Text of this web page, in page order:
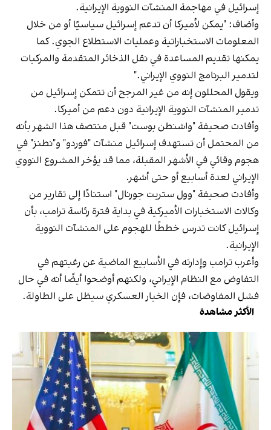
إسرائيل في مهاجمة المنشآت النووية الإيرانية.
وأضاف: "يمكن لأميركا أن تدعم إسرائيل سياسيًا أو من خلال
المعلومات الاستخباراتية وعمليات الاستطلاع الجوي. كما
يمكنها تقديم المساعدة في نقل الذخائر المتقدمة والمركبات
لتدمير البرنامج النووي الإيراني."
ويقول المحللون إنه من غير المرجح أن تتمكن إسرائيل من
تدمير المنشآت النووية الإيرانية دون دعم من أميركا.
وأفادت صحيفة "واشنطن بوست" قبل منتصف هذا الشهر بأنه
من المحتمل أن تستهدف إسرائيل منشآت "فوردو" و"نطنز" في
هجوم وقائي في الأشهر المقبلة، مما قد يؤخر المشروع النووي
الإيراني لعدة أسابيع أو حتى أشهر.
وأفادت صحيفة "وول ستريت جورنال" استنادًا إلى تقارير من
وكالات الاستخبارات الأميركية في بداية فترة رئاسة ترامب، بأن
إسرائيل كانت تدرس خططًا للهجوم على المنشآت النووية
الإيرانية.
وأعرب ترامب وإدارته في الأسابيع الماضية عن رغبتهم في
التفاوض مع النظام الإيراني، ولكنهم أوضحوا أيضًا أنه في حال
فشل المفاوضات، فإن الخيار العسكري سيظل على الطاولة.
الأكثر مشاهدة